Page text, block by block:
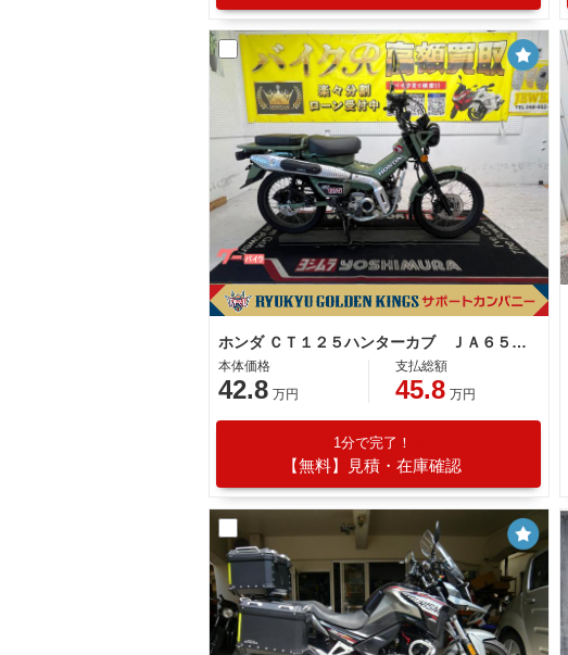
ホンダ ＣＴ１２５ハンターカブ ＪＡ６５型 ２０２３年モデル タンデムシート センタースタンド サイドスタンド スペアキー
本体価格
42.8 万円
支払総額
45.8 万円
1分で完了！
【無料】見積・在庫確認